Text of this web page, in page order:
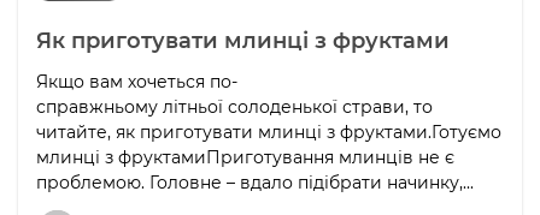
Як приготувати млинці з фруктами
Якщо вам хочеться по-
справжньому літньої солоденької страви, то
читайте, як приготувати млинці з фруктами.Готуємо
млинці з фруктамиПриготування млинців не є
проблемою. Головне – вдало підібрати начинку,...